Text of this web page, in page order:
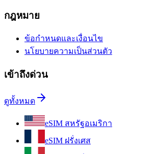
กฎหมาย
ข้อกำหนดและเงื่อนไข
นโยบายความเป็นส่วนตัว
เข้าถึงด่วน
ดูทั้งหมด
eSIM สหรัฐอเมริกา
eSIM ฝรั่งเศส